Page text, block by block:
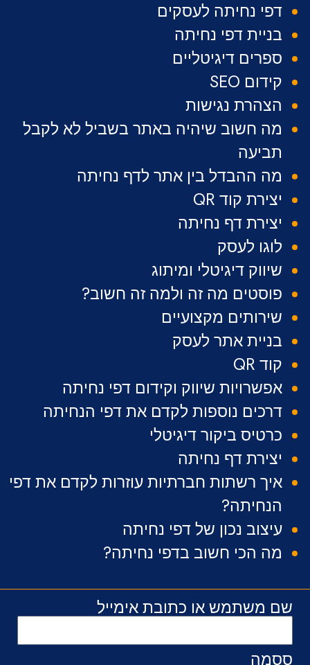
דפי נחיתה לעסקים
בניית דפי נחיתה
ספרים דיגיטליים
קידום SEO
הצהרת נגישות
מה חשוב שיהיה באתר בשביל לא לקבל
תביעה
מה ההבדל בין אתר לדף נחיתה
יצירת קוד QR
יצירת דף נחיתה
לוגו לעסק
שיווק דיגיטלי ומיתוג
פוסטים מה זה ולמה זה חשוב?
שירותים מקצועיים
בניית אתר לעסק
קוד QR
אפשרויות שיווק וקידום דפי נחיתה
דרכים נוספות לקדם את דפי הנחיתה
כרטיס ביקור דיגיטלי
יצירת דף נחיתה
איך רשתות חברתיות עוזרות לקדם את דפי
הנחיתה?
עיצוב נכון של דפי נחיתה
מה הכי חשוב בדפי נחיתה?
שם משתמש או כתובת אימייל
ססמה